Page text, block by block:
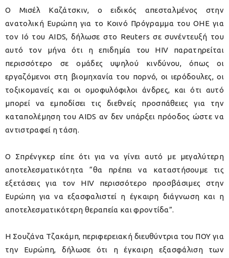
Ο Μισέλ Καζάτσκιν, ο ειδικός απεσταλμένος στην
ανατολική Ευρώπη για το Κοινό Πρόγραμμα του ΟΗΕ για
τον Ιό του AIDS, δήλωσε στο Reuters σε συνέντευξή του
αυτό τον μήνα ότι η επιδημία του HIV παρατηρείται
περισσότερο σε ομάδες υψηλού κινδύνου, όπως οι
εργαζόμενοι στη βιομηχανία του πορνό, οι ιερόδουλες, οι
τοξικομανείς και οι ομοφυλόφιλοι άνδρες, και ότι αυτό
μπορεί να εμποδίσει τις διεθνείς προσπάθειες για την
καταπολέμηση του AIDS αν δεν υπάρξει πρόοδος ώστε να
αντιστραφεί η τάση.
Ο Σπρένγκερ είπε ότι για να γίνει αυτό με μεγαλύτερη
αποτελεσματικότητα “θα πρέπει να καταστήσουμε τις
εξετάσεις για τον HIV περισσότερο προσβάσιμες στην
Ευρώπη για να εξασφαλιστεί η έγκαιρη διάγνωση και η
αποτελεσματικότερη θεραπεία και φροντίδα”.
Η Σουζάνα Τζακάμπ, περιφερειακή διευθύντρια του ΠΟΥ για
την Ευρώπη, δήλωσε ότι η έγκαιρη εξασφάλιση των